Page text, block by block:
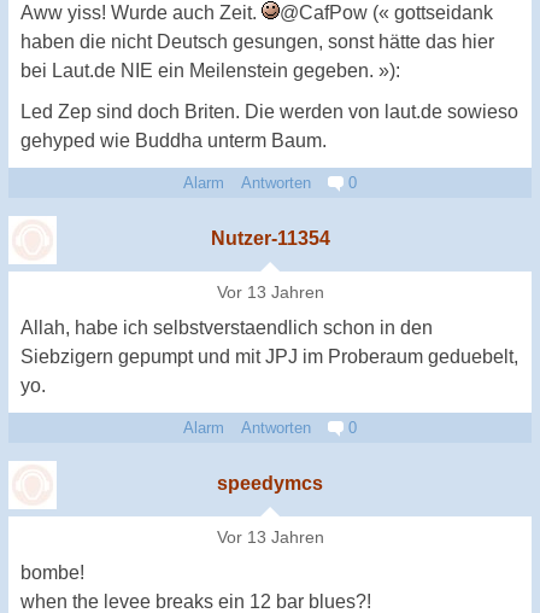
Aww yiss! Wurde auch Zeit.
@CafPow (« gottseidank
haben die nicht Deutsch gesungen, sonst hätte das hier
bei Laut.de NIE ein Meilenstein gegeben. »):
Led Zep sind doch Briten. Die werden von laut.de sowieso
gehyped wie Buddha unterm Baum.
Alarm Antworten 0
Nutzer-11354
Vor 13 Jahren
Allah, habe ich selbstverstaendlich schon in den
Siebzigern gepumpt und mit JPJ im Proberaum geduebelt,
yo.
Alarm Antworten 0
speedymcs
Vor 13 Jahren
bombe!
when the levee breaks ein 12 bar blues?!